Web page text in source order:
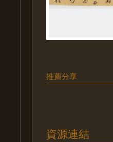
推薦分享
資源連結